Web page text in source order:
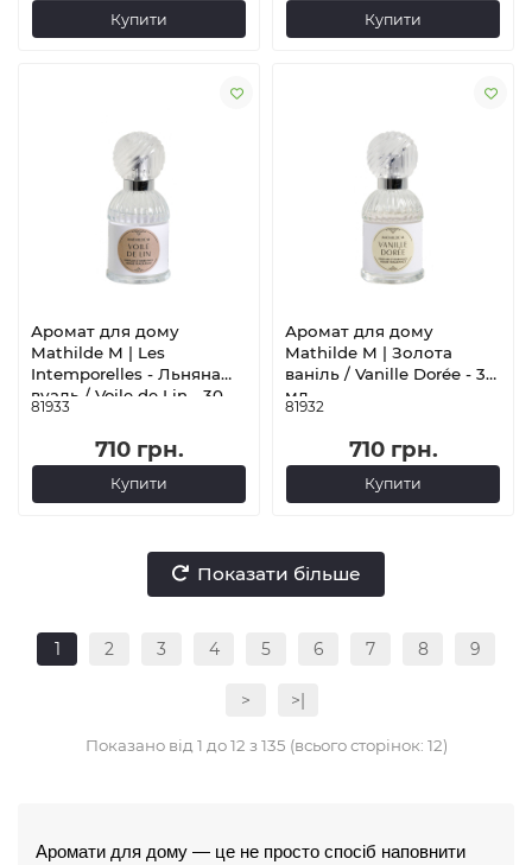
Купити Купити
Аромат для дому
Mathilde M | Les
Intemporelles - Льняна
вуаль / Voile de Lin - 30
мл
81933
710 грн.
Купити
Аромат для дому
Mathilde M | Золота
ваніль / Vanille Dorée - 30
мл
81932
710 грн.
Купити
Показати більше
1 2 3 4 5 6 7 8 9
> >|
Показано від 1 до 12 з 135 (всього сторінок: 12)
Аромати для дому — це не просто спосіб наповнити